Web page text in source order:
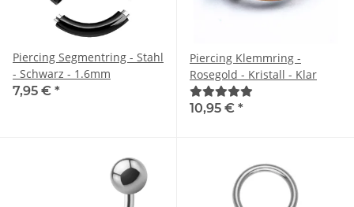
Piercing Segmentring - Stahl
- Schwarz - 1.6mm
7,95 € *
Piercing Klemmring -
Rosegold - Kristall - Klar
10,95 € *